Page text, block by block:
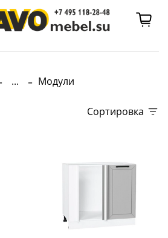
... Модули
Сортировка